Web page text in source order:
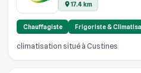
17.4 km
Chauffagiste Frigoriste &
climatisation situé à Custines